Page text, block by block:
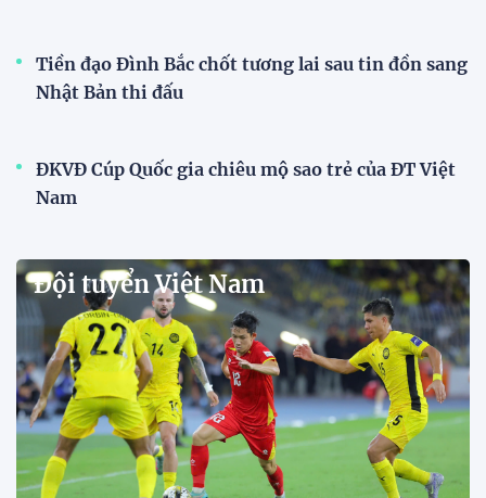
Tiền đạo Đình Bắc chốt tương lai sau tin đồn sang
Nhật Bản thi đấu
ĐKVĐ Cúp Quốc gia chiêu mộ sao trẻ của ĐT Việt
Nam
Đội tuyển Việt Nam